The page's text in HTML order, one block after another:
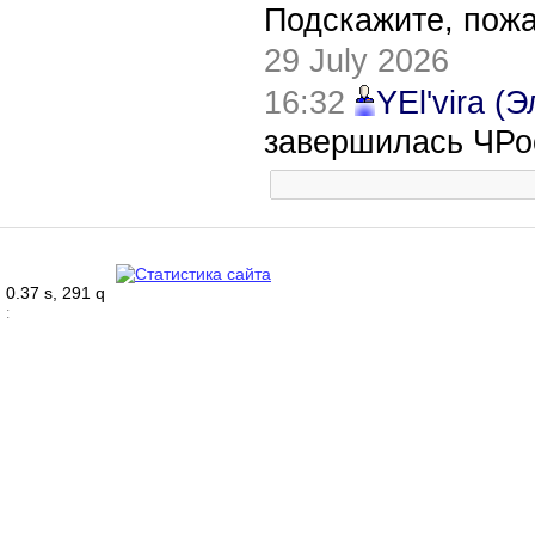
Подскажите,
29 July 2026
16:32
YEl'vira
завершилась
0.37 s, 291 q
: